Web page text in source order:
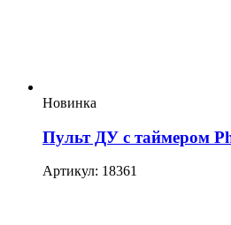
Новинка
Пульт ДУ с таймером
Артикул: 18361